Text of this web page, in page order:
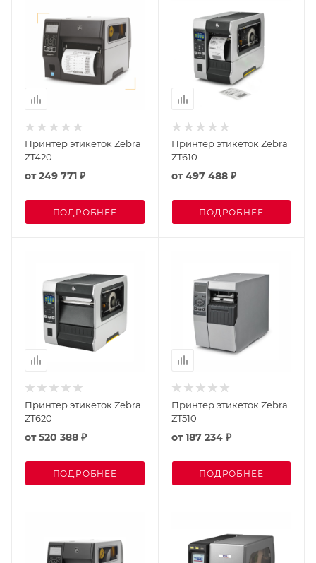
Принтер этикеток Zebra
ZT420
от249 771 ₽
ПОДРОБНЕЕ
Принтер этикеток Zebra
ZT610
от497 488 ₽
ПОДРОБНЕЕ
Принтер этикеток Zebra
ZT620
от520 388 ₽
ПОДРОБНЕЕ
Принтер этикеток Zebra
ZT510
от187 234 ₽
ПОДРОБНЕЕ